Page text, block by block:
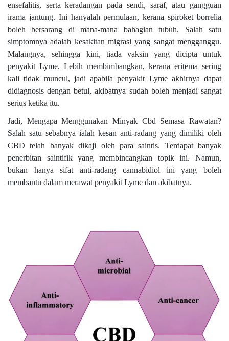
ensefalitis, serta keradangan pada sendi, saraf, atau gangguan
irama jantung. Ini hanyalah permulaan, kerana spiroket borrelia
boleh bersarang di mana-mana bahagian tubuh. Salah satu
simptomnya adalah kesakitan migrasi yang sangat mengganggu.
Malangnya, sehingga kini, tiada vaksin yang dicipta untuk
penyakit Lyme. Lebih membimbangkan, kerana eritema sering
kali tidak muncul, jadi apabila penyakit Lyme akhirnya dapat
didiagnosis dengan betul, akibatnya sudah boleh menjadi sangat
serius ketika itu.
Jadi, Mengapa Menggunakan Minyak Cbd Semasa Rawatan?
Salah satu sebabnya ialah kesan anti-radang yang dimiliki oleh
CBD telah banyak dikaji oleh para saintis. Terdapat banyak
penerbitan saintifik yang membincangkan topik ini. Namun,
bukan hanya sifat anti-radang cannabidiol ini yang boleh
membantu dalam merawat penyakit Lyme dan akibatnya.